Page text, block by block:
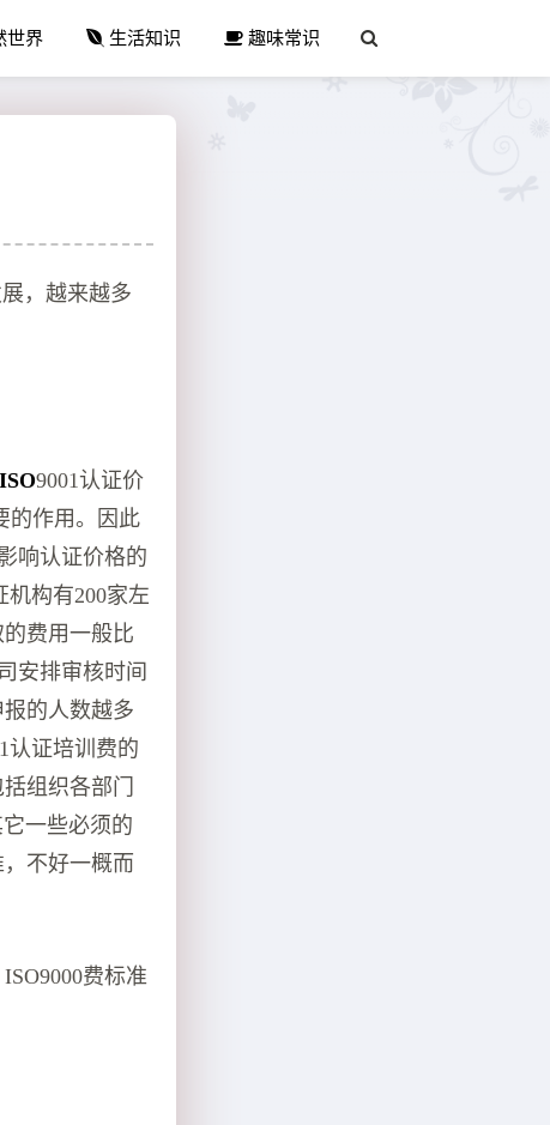
世界 生活知识 趣味常识
，越来越多
ISO9001认证价
的作用。因此
响认证价格的
机构有200家左
费用一般比
安排审核时间
的人数越多
认证培训费的
组织各部门
一些必须的
不好一概而
费标准